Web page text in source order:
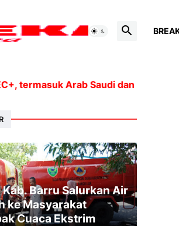
Arab Saudi dan Rusia, akan
Kab. Barru Salurkan Air
ke Masyarakat
Cuaca Ekstrim